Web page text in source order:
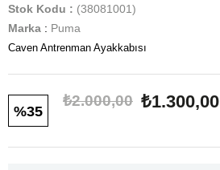
Stok Kodu
(38081001)
Marka : Puma
Caven Antrenman Ayakkabısı
35
₺2.000,00 ₺1.300,00